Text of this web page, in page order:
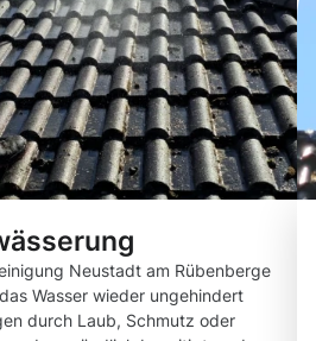
Neustadt am Rübenberge
Wasser wieder ungehindert
durch Laub, Schmutz oder